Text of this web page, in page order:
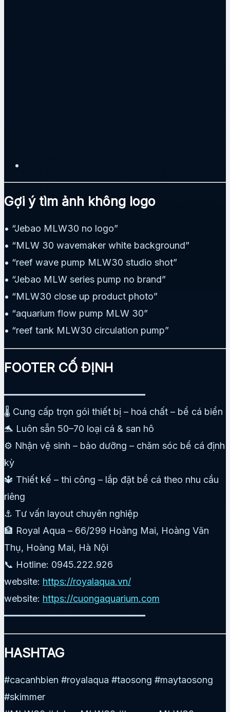
Gợi ý tìm ảnh không logo
• “Jebao MLW30 no logo”
• “MLW 30 wavemaker white background”
• “reef wave pump MLW30 studio shot”
• “Jebao MLW series pump no brand”
• “MLW30 close up product photo”
• “aquarium flow pump MLW 30”
• “reef tank MLW30 circulation pump”
FOOTER CỐ ĐỊNH
━━━━━━━━━━━━━━━━━━━━━━━━━
🌡️ Cung cấp trọn gói thiết bị – hoá chất – bể cá biển
🐬 Luôn sẵn 50–70 loại cá & san hô
⚙️ Nhận vệ sinh – bảo dưỡng – chăm sóc bể cá định
kỳ
🔱 Thiết kế – thi công – lắp đặt bể cá theo nhu cầu
riêng
⚓ Tư vấn layout chuyên nghiệp
🏦 Royal Aqua – 66/299 Hoàng Mai, Hoàng Văn
Thụ, Hoàng Mai, Hà Nội
📞 Hotline: 0945.222.926
website: https://royalaqua.vn/
website: https://cuongaquarium.com
━━━━━━━━━━━━━━━━━━━━━━━━━
HASHTAG
#cacanhbien #royalaqua #taosong #maytaosong
#skimmer